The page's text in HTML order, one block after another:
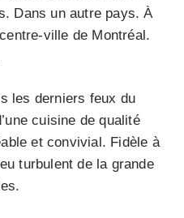
Dans un autre pays. À
ville de Montréal.
les derniers feux du
cuisine de qualité
et convivial. Fidèle à
turbulent de la grande